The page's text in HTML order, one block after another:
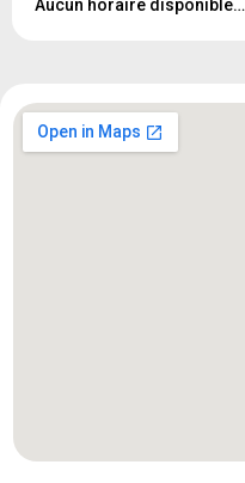
Aucun horaire disponible…